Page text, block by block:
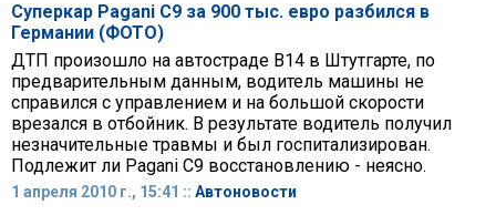
Суперкар Pagani C9 за 900 тыс. евро разбился в
Германии (ФОТО)
ДТП произошло на автостраде B14 в Штутгарте, по
предварительным данным, водитель машины не
справился с управлением и на большой скорости
врезался в отбойник. В результате водитель получил
незначительные травмы и был госпитализирован.
Подлежит ли Pagani C9 восстановлению - неясно.
1 апреля 2010 г., 15:41 :: Автоновости